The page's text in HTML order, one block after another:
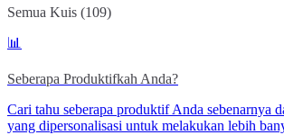
Semua Kuis (109)
📊
Seberapa Produktifkah Anda?
Cari tahu seberapa produktif Anda sebenarnya
yang dipersonalisasi untuk melakukan lebih